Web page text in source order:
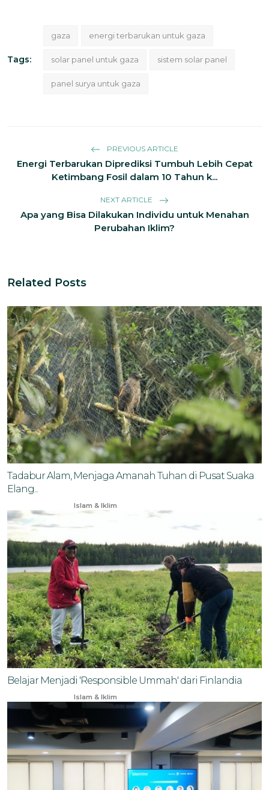
Tags:
gaza energi terbarukan untuk gaza
solar panel untuk gaza sistem solar panel
panel surya untuk gaza
PREVIOUS ARTICLE
Energi Terbarukan Diprediksi Tumbuh Lebih Cepat
Ketimbang Fosil dalam 10 Tahun k...
NEXT ARTICLE
Apa yang Bisa Dilakukan Individu untuk Menahan
Perubahan Iklim?
Related Posts
Tadabur Alam, Menjaga Amanah Tuhan di Pusat Suaka
Elang...
Islam & Iklim
Belajar Menjadi 'Responsible Ummah' dari Finlandia
Islam & Iklim